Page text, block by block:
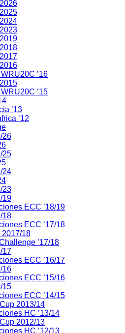
’16
’15
’13
’12
26
25
24
23
19
ECC ’18/19
18
ECC ’17/18
18
’17/18
17
ECC ’16/17
16
ECC ’15/16
15
ECC ’14/15
2013/14
HC ’13/14
2012/13
HC ’12/13